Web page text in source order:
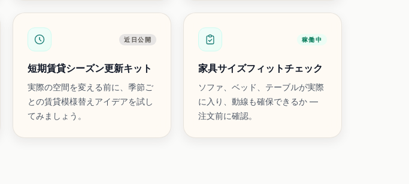
近日公開
短期賃貸シーズン更新キット
実際の空間を変える前に、季節ご
との賃貸模様替えアイデアを試し
てみましょう。
稼働中
家具サイズフィットチェック
ソファ、ベッド、テーブルが実際
に入り、動線も確保できるか —
注文前に確認。